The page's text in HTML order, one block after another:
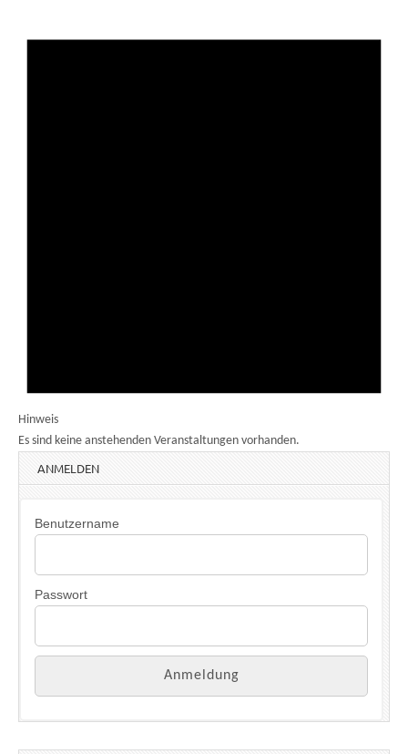
Hinweis
Es sind keine anstehenden Veranstaltungen vorhanden.
ANMELDEN
Benutzername
Passwort